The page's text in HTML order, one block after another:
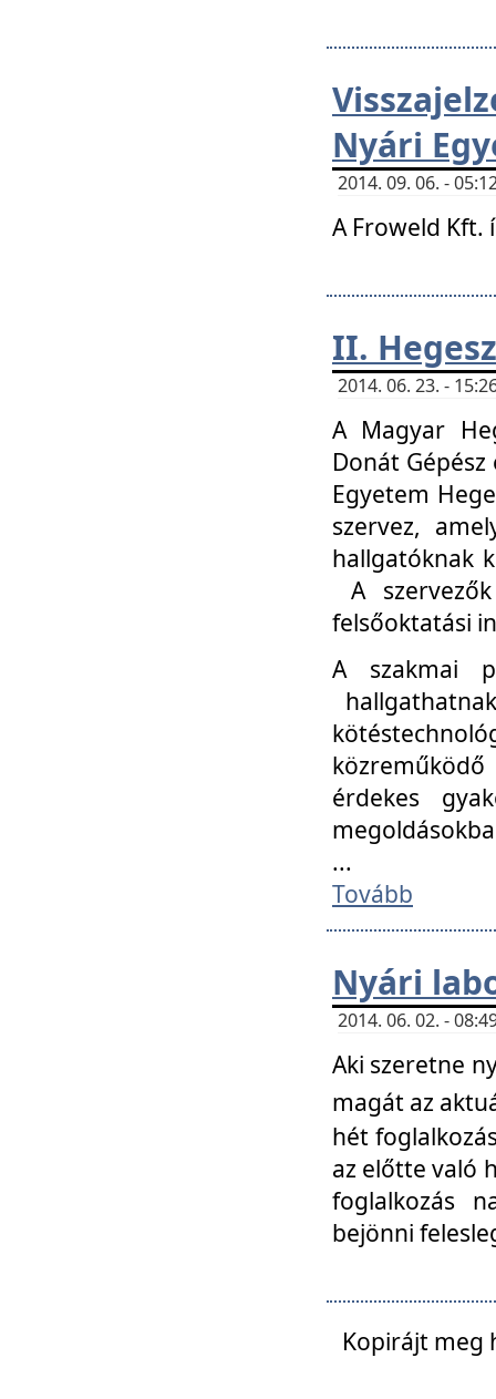
Nyári
2014. 09. 06. -
A Froweld
II.
2014. 06. 23. -
A Magyar
Donát
Egyetem
szervez,
hallgatóknak
A
felsőoktatási
A szakmai
érdekes
...
Tovább
Nyári
2014. 06. 02. -
Aki szeretne
magát az
hét
az előtte való
foglalkozás
bejönni
Kopirájt meg